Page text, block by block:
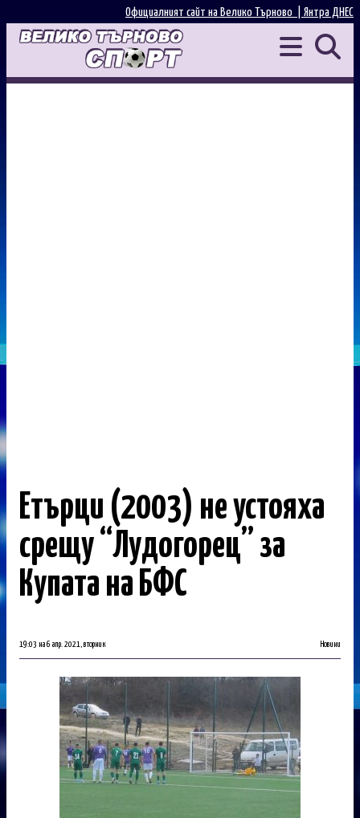
Янтра ДНЕС
Официалният сайт на Велико Търново |
Етърци (2003) не устояха
срещу “Лудогорец” за
Купата на БФС
19:03 на 6 апр. 2021, вторник Новини